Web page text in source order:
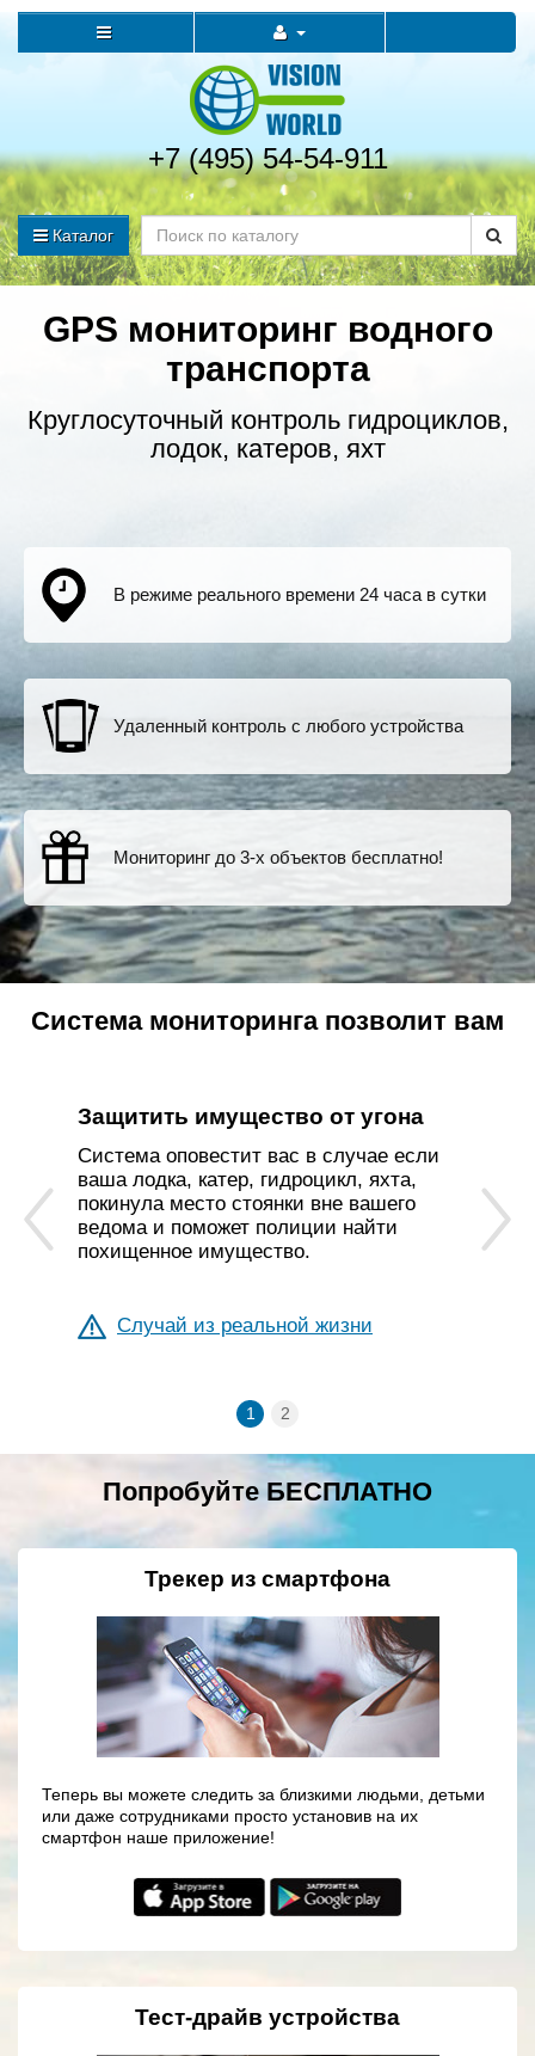
+7 (495) 54-54-911
Каталог
GPS мониторинг водного
транспорта
Круглосуточный контроль гидроциклов,
лодок, катеров, яхт
В режиме реального времени 24 часа в сутки
Удаленный контроль с любого устройства
Мониторинг до 3-х объектов бесплатно!
Система мониторинга позволит вам
Защитить имущество от угона
Система оповестит вас в случае если
ваша лодка, катер, гидроцикл, яхта,
покинула место стоянки вне вашего
ведома и поможет полиции найти
похищенное имущество.
Случай из реальной жизни
Попробуйте БЕСПЛАТНО
Трекер из смартфона
Теперь вы можете следить за близкими людьми, детьми
или даже сотрудниками просто установив на их
смартфон наше приложение!
Тест-драйв устройства